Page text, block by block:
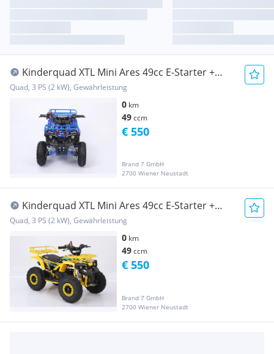
Kinderquad XTL Mini Ares 49cc E-Starter +
Seilzug
Quad, 3 PS (2 kW), Gewährleistung
0 km
49ccm
Brand 7 GmbH
2700 Wiener Neustadt
€ 550
Kinderquad XTL Mini Ares 49cc E-Starter +
Seilzug
Quad, 3 PS (2 kW), Gewährleistung
0 km
49ccm
Brand 7 GmbH
2700 Wiener Neustadt
€ 550